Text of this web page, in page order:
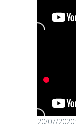
20/07/2020: